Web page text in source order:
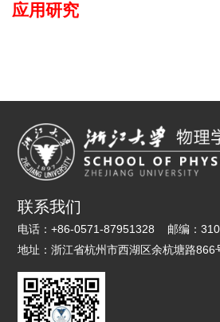
应用研究
联系我们
电话：+86-0571-87951328 邮编：
地址：浙江省杭州市西湖区余杭塘路866